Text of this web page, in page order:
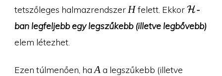
tetszőleges halmazrendszer H
H felett. EkkorH-
ban legfeljebb egy legszűkebb (illetve legbővebb)
elem létezhet.
Ezen túlmenően, ha A
A a legszűkebb (illetve